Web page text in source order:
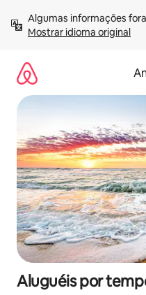
para
Mostrar idioma original
Aluguéis por